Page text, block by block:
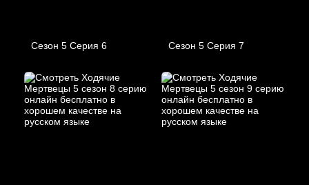
Сезон 5 Серия 6 Сезон 5 Серия 7